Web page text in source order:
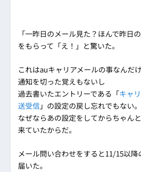
「一昨日のメール見た？ほんで昨日
をもらって「え！」と驚いた。
これはauキャリアメールの事なんだ
通知を切った覚えもないし
過去書いたエントリーである「キャ
送受信」の設定の戻し忘れでもない。
なぜならあの設定をしてからちゃん
来ていたからだ。
メール問い合わせをすると11/15以
届いた。